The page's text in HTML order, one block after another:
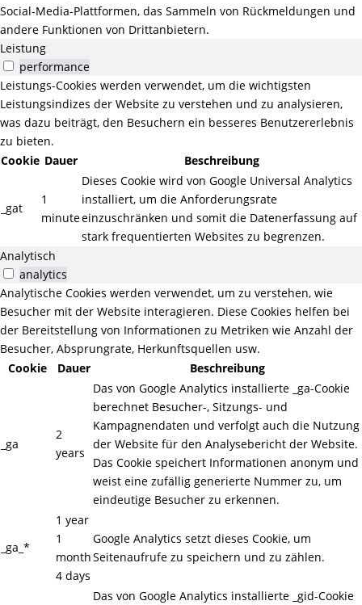
Social-Media-Plattformen, das Sammeln von Rückmeldungen und
andere Funktionen von Drittanbietern.
Leistung
performance
Leistungs-Cookies werden verwendet, um die wichtigsten
Leistungsindizes der Website zu verstehen und zu analysieren,
was dazu beiträgt, den Besuchern ein besseres Benutzererlebnis
zu bieten.
Cookie Dauer Beschreibung
_gat
1
minute
Dieses Cookie wird von Google Universal Analytics
installiert, um die Anforderungsrate
einzuschränken und somit die Datenerfassung auf
stark frequentierten Websites zu begrenzen.
Analytisch
analytics
Analytische Cookies werden verwendet, um zu verstehen, wie
Besucher mit der Website interagieren. Diese Cookies helfen bei
der Bereitstellung von Informationen zu Metriken wie Anzahl der
Besucher, Absprungrate, Herkunftsquellen usw.
Cookie
Dauer Beschreibung
_ga
2
years
Das von Google Analytics installierte _ga-Cookie
berechnet Besucher-, Sitzungs- und
Kampagnendaten und verfolgt auch die Nutzung
der Website für den Analysebericht der Website.
Das Cookie speichert Informationen anonym und
weist eine zufällig generierte Nummer zu, um
eindeutige Besucher zu erkennen.
_ga_*
1 year
1
month
4 days
Google Analytics setzt dieses Cookie, um
Seitenaufrufe zu speichern und zu zählen.
Das von Google Analytics installierte _gid-Cookie